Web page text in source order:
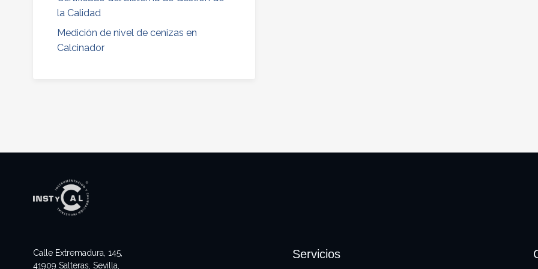
la Calidad
Medición de nivel de cenizas en
Calcinador
Calle Extremadura, 145,
41909 Salteras, Sevilla,
Servicios